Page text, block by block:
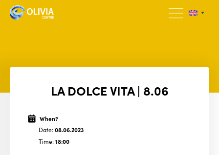
LA DOLCE VITA | 8.06
When?
Date:08.06.2023
Time:18:00